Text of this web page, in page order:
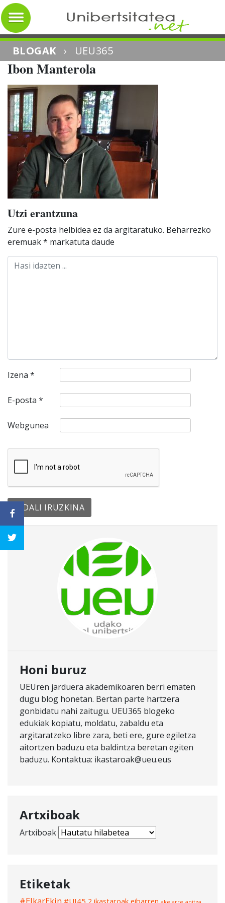
BLOGAK › UEU365
Ibon Manterola
Utzi erantzuna
Zure e-posta helbidea ez da argitaratuko. Beharrezko
eremuak* markatuta daude
Izena *
E-posta *
Webgunea
Honi buruz
UEUren jarduera akademikoaren berri ematen
dugu blog honetan. Bertan parte hartzera
gonbidatu nahi zaitugu. UEU365 blogeko
edukiak kopiatu, moldatu, zabaldu eta
argitaratzeko libre zara, beti ere, gure egiletza
aitortzen baduzu eta baldintza beretan egiten
baduzu. Kontaktua: ikastaroak@ueu.eus
Artxiboak
Artxiboak
Etiketak